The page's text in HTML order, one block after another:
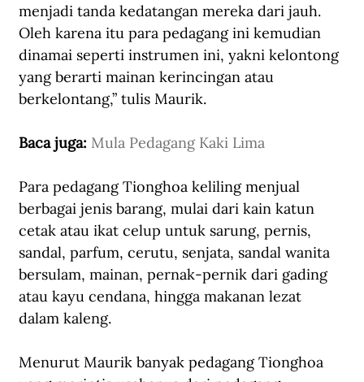
menjadi tanda kedatangan mereka dari jauh.
Oleh karena itu para pedagang ini kemudian
dinamai seperti instrumen ini, yakni kelontong
yang berarti mainan kerincingan atau
berkelontang,” tulis Maurik.
Baca juga: Mula Pedagang Kaki Lima
Para pedagang Tionghoa keliling menjual
berbagai jenis barang, mulai dari kain katun
cetak atau ikat celup untuk sarung, pernis,
sandal, parfum, cerutu, senjata, sandal wanita
bersulam, mainan, pernak-pernik dari gading
atau kayu cendana, hingga makanan lezat
dalam kaleng.
Menurut Maurik banyak pedagang Tionghoa